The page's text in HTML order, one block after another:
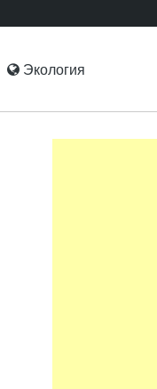
Экология